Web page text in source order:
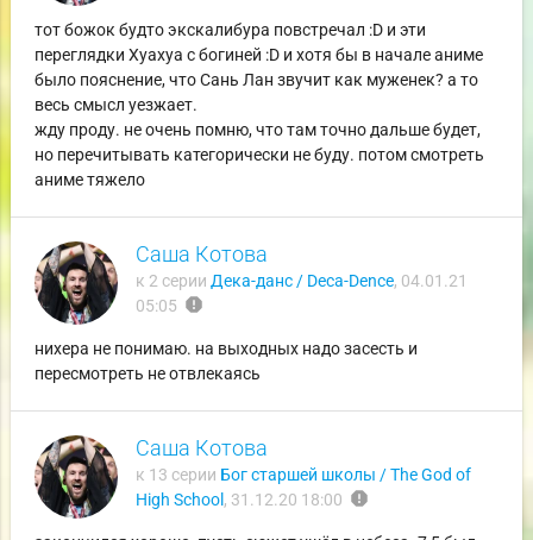
тот божок будто экскалибура повстречал :D и эти
переглядки Хуахуа с богиней :D и хотя бы в начале аниме
было пояснение, что Сань Лан звучит как муженек? а то
весь смысл уезжает.
жду проду. не очень помню, что там точно дальше будет,
но перечитывать категорически не буду. потом смотреть
аниме тяжело
Саша Котова
к 2 серии Дека-данс / Deca-Dence, 04.01.21
05:05 report
нихера не понимаю. на выходных надо засесть и
пересмотреть не отвлекаясь
Саша Котова
к 13 серии Бог старшей школы / The God of
High School , 31.12.20 18:00 report